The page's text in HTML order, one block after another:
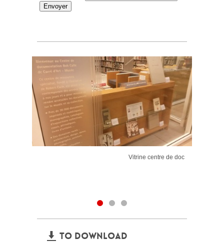
Vitrine centre de doc
TO DOWNLOAD